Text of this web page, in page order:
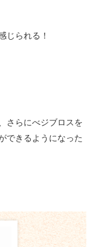
じられる！
さらにべジブロスを
できるようになった